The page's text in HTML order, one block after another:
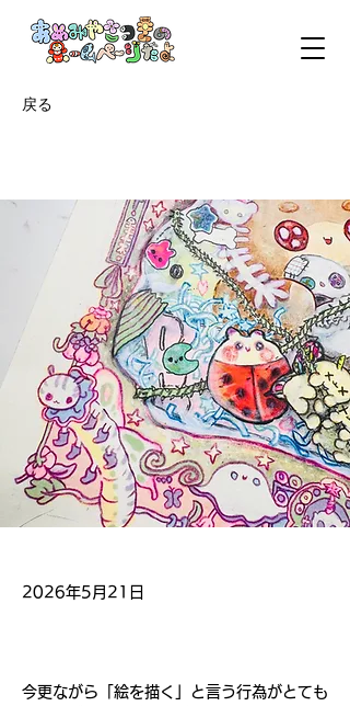
戻る
2026年5月21日
今更ながら「絵を描く」と言う行為がとても